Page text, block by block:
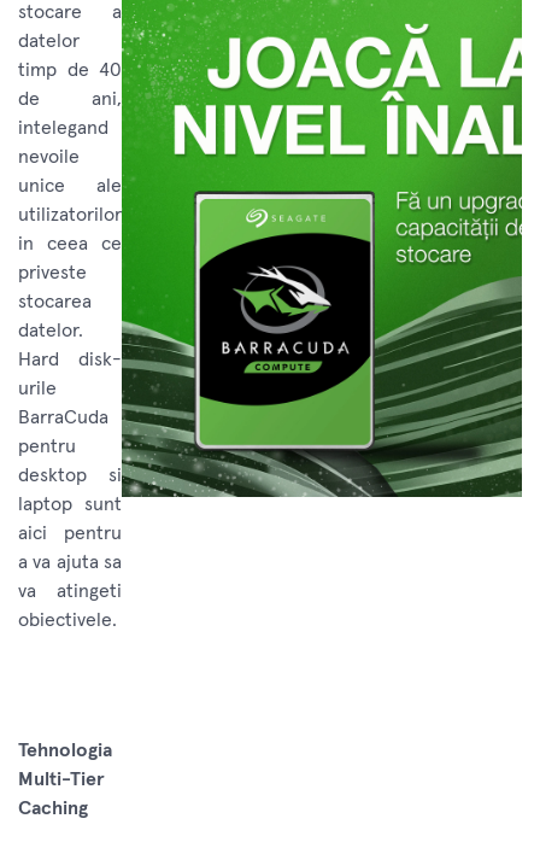
stocare a
datelor
timp de 40
de ani,
intelegand
nevoile
unice ale
utilizatorilor
in ceea ce
priveste
stocarea
datelor.
Hard disk-
urile
BarraCuda
pentru
desktop si
laptop sunt
aici pentru
a va ajuta sa
va atingeti
obiectivele.
Tehnologia
Multi-Tier
Caching